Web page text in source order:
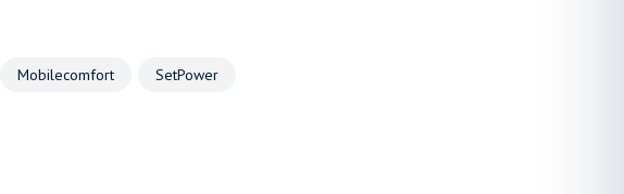
Mobilecomfort SetPower